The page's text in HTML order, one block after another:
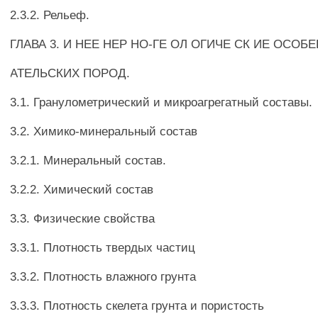
2.3.2. Рельеф.
ГЛАВА 3. И НЕЕ HEP НО-ГЕ ОЛ ОГИЧЕ СК ИЕ
АТЕЛЬСКИХ ПОРОД.
3.1. Гранулометрический и микроагрегатный составы.
3.2. Химико-минеральный состав
3.2.1. Минеральный состав.
3.2.2. Химический состав
3.3. Физические свойства
3.3.1. Плотность твердых частиц
3.3.2. Плотность влажного грунта
3.3.3. Плотность скелета грунта и пористость